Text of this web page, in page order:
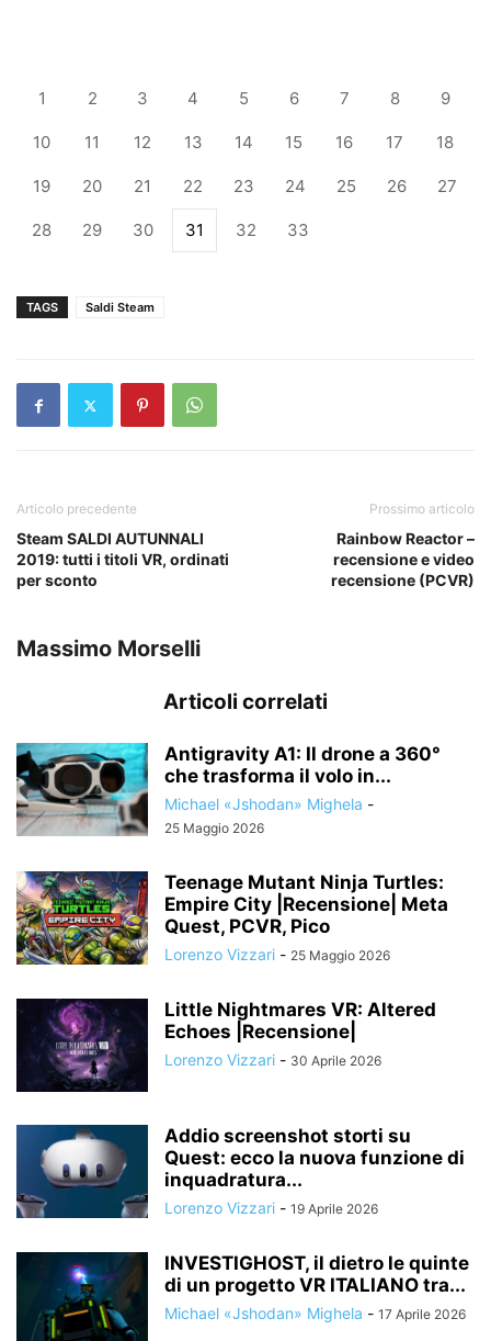
1 2 3 4 5 6 7 8 9
10 11 12 13 14 15 16 17 18
19 20 21 22 23 24 25 26 27
28 29 30 31 32 33
TAGS Saldi Steam
Articolo precedente
Steam SALDI AUTUNNALI
2019: tutti i titoli VR, ordinati
per sconto
Prossimo articolo
Rainbow Reactor –
recensione e video
recensione (PCVR)
Massimo Morselli
Articoli correlati
Antigravity A1: Il drone a 360°
che trasforma il volo in...
Michael «Jshodan» Mighela -
25 Maggio 2026
Teenage Mutant Ninja Turtles:
Empire City |Recensione| Meta
Quest, PCVR, Pico
Lorenzo Vizzari - 25 Maggio 2026
Little Nightmares VR: Altered
Echoes |Recensione|
Lorenzo Vizzari - 30 Aprile 2026
Addio screenshot storti su
Quest: ecco la nuova funzione di
inquadratura...
Lorenzo Vizzari - 19 Aprile 2026
INVESTIGHOST, il dietro le quinte
di un progetto VR ITALIANO tra...
Michael «Jshodan» Mighela - 17 Aprile 2026